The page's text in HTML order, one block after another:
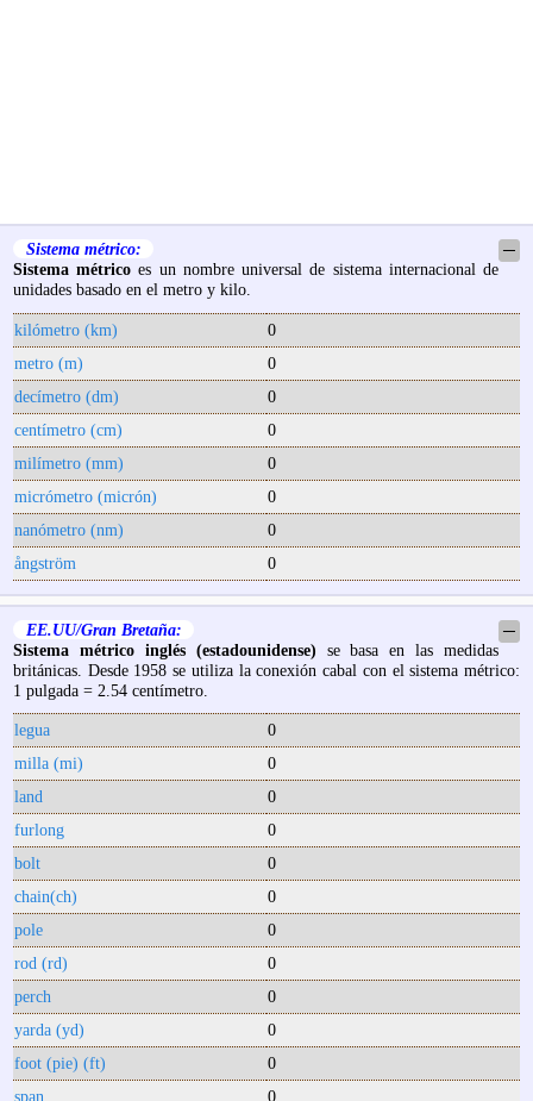
Sistema métrico:
─
Sistema métrico es un nombre universal de sistema internacional de
unidades basado en el metro y kilo.
kilómetro (km)
0
metro (m)
0
decímetro (dm)
0
centímetro (cm)
0
milímetro (mm)
0
micrómetro (micrón)
0
nanómetro (nm)
0
ångström
0
EE.UU/Gran Bretaña:
─
Sistema métrico inglés (estadounidense) se basa en las medidas
británicas. Desde 1958 se utiliza la conexión cabal con el sistema métrico:
1 pulgada = 2.54 centímetro.
legua
0
milla (mi)
0
land
0
furlong
0
bolt
0
chain(ch)
0
pole
0
rod (rd)
0
perch
0
yarda (yd)
0
foot (pie) (ft)
0
span
0